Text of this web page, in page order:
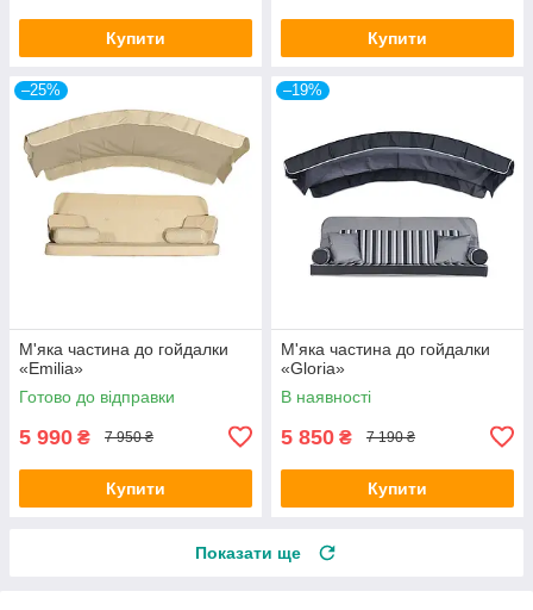
Купити Купити
–25%
М'яка частина до гойдалки
«Emilia»
Готово до відправки
5 990 ₴ 7 950 ₴
Купити
–19%
М'яка частина до гойдалки
«Gloria»
В наявності
5 850 ₴ 7 190 ₴
Купити
Показати ще